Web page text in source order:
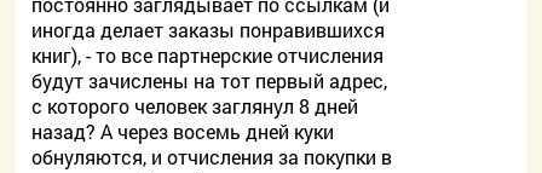
иногда делает заказы понравившихся
книг), - то все партнерские отчисления
будут зачислены на тот первый адрес,
с которого человек заглянул 8 дней
назад? А через восемь дней куки
обнуляются, и отчисления за покупки в